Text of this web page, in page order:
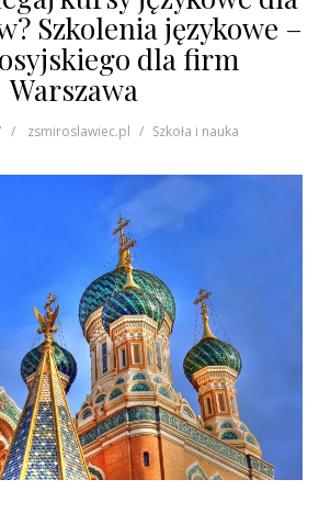
Szkolenia językowe –
dla firm
Warszawa
zsmiroslawiec.pl Szkoła i nauka